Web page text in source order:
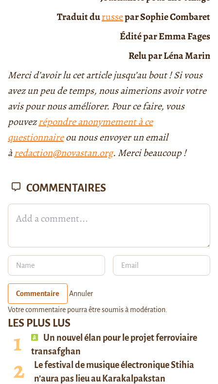
Traduit durussepar Sophie Combaret
Édité par Emma Fages
Relu par Léna Marin
Merci d’avoir lu cet article jusqu’au bout ! Si vous
avez un peu de temps, nous aimerions avoir votre
avis pour nous améliorer. Pour ce faire, vous
pouvezrépondre anonymement à ce
questionnaireou nous envoyer un email
àredaction@novastan.org. Merci beaucoup !
LES PLUS LUS
Un nouvel élan pour le projet ferroviaire
transafghan
Le festival de musique électronique Stihia
n’aura pas lieu au Karakalpakstan
COMMENTAIRES
Commentaire Annuler
Votre commentaire pourra être soumis à modération.